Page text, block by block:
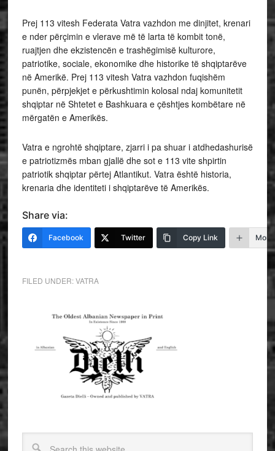
Prej 113 vitesh Federata Vatra vazhdon me dinjitet, krenari
e nder përçimin e vlerave më të larta të kombit tonë,
ruajtjen dhe ekzistencën e trashëgimisë kulturore,
patriotike, sociale, ekonomike dhe historike të shqiptarëve
në Amerikë. Prej 113 vitesh Vatra vazhdon fuqishëm
punën, përpjekjet e përkushtimin kolosal ndaj komunitetit
shqiptar në Shtetet e Bashkuara e çështjes kombëtare në
mërgatën e Amerikës.
Vatra e ngrohtë shqiptare, zjarri i pa shuar i atdhedashurisë
e patriotizmës mban gjallë dhe sot e 113 vite shpirtin
patriotik shqiptar përtej Atlantikut. Vatra është historia,
krenaria dhe identiteti i shqiptarëve të Amerikës.
Share via:
Facebook Twitter Copy Link More
FILED UNDER:VATRA